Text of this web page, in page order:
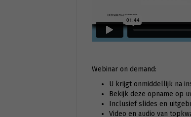
Webinar on demand:
U krijgt onmiddellijk na
Bekijk deze opname op
Inclusief slides en
Video en audio van